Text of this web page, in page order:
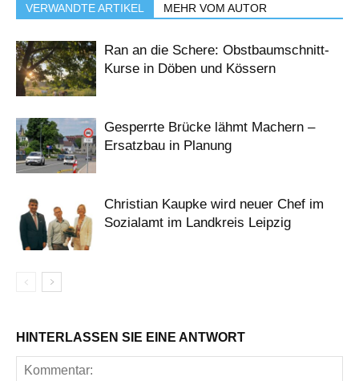
VERWANDTE ARTIKEL MEHR VOM AUTOR
Ran an die Schere: Obstbaumschnitt-
Kurse in Döben und Kössern
Gesperrte Brücke lähmt Machern –
Ersatzbau in Planung
Christian Kaupke wird neuer Chef im
Sozialamt im Landkreis Leipzig
HINTERLASSEN SIE EINE ANTWORT